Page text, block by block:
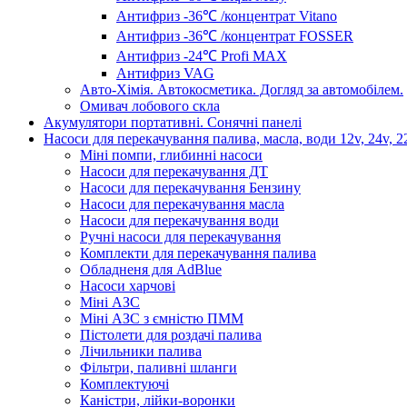
Антифриз -36℃ /концентрат Vitano
Антифриз -36℃ /концентрат FOSSER
Антифриз -24℃ Profi MAX
Антифриз VAG
Авто-Хімія. Автокосметика. Догляд за автомобілем.
Омивач лобового скла
Акумулятори портативні. Сонячні панелі
Насоси для перекачування палива, масла, води 12v, 24v,
Міні помпи, глибинні насоси
Насоси для перекачування ДТ
Насоси для перекачування Бензину
Насоси для перекачування масла
Насоси для перекачування води
Ручні насоси для перекачування
Комплекти для перекачування палива
Обладненя для AdBlue
Насоси харчові
Міні АЗС
Міні АЗС з ємністю ПММ
Пістолети для роздачі палива
Лічильники палива
Фільтри, паливні шланги
Комплектуючі
Каністри, лійки-воронки